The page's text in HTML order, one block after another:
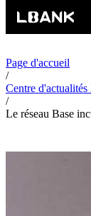
Page d'accueil
/
Centre
/
Le réseau Base